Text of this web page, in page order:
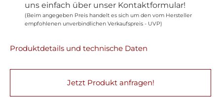
uns einfach über unser Kontaktformular!
(Beim angegeben Preis handelt es sich um den vom Hersteller
empfohlenen unverbindlichen Verkaufspreis - UVP)
Produktdetails und technische Daten
Jetzt Produkt anfragen!